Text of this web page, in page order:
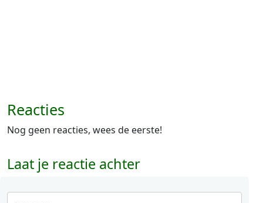
Reacties
Nog geen reacties, wees de eerste!
Laat je reactie achter